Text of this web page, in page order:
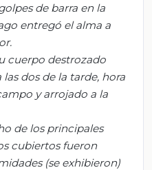
de barra en la
entregó el alma a
cuerpo destrozado
dos de la tarde, hora
y arrojado a la
de los principales
cubiertos fueron
(se exhibieron)